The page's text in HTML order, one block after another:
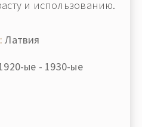
и использованию.
Латвия
ые - 1930-ые